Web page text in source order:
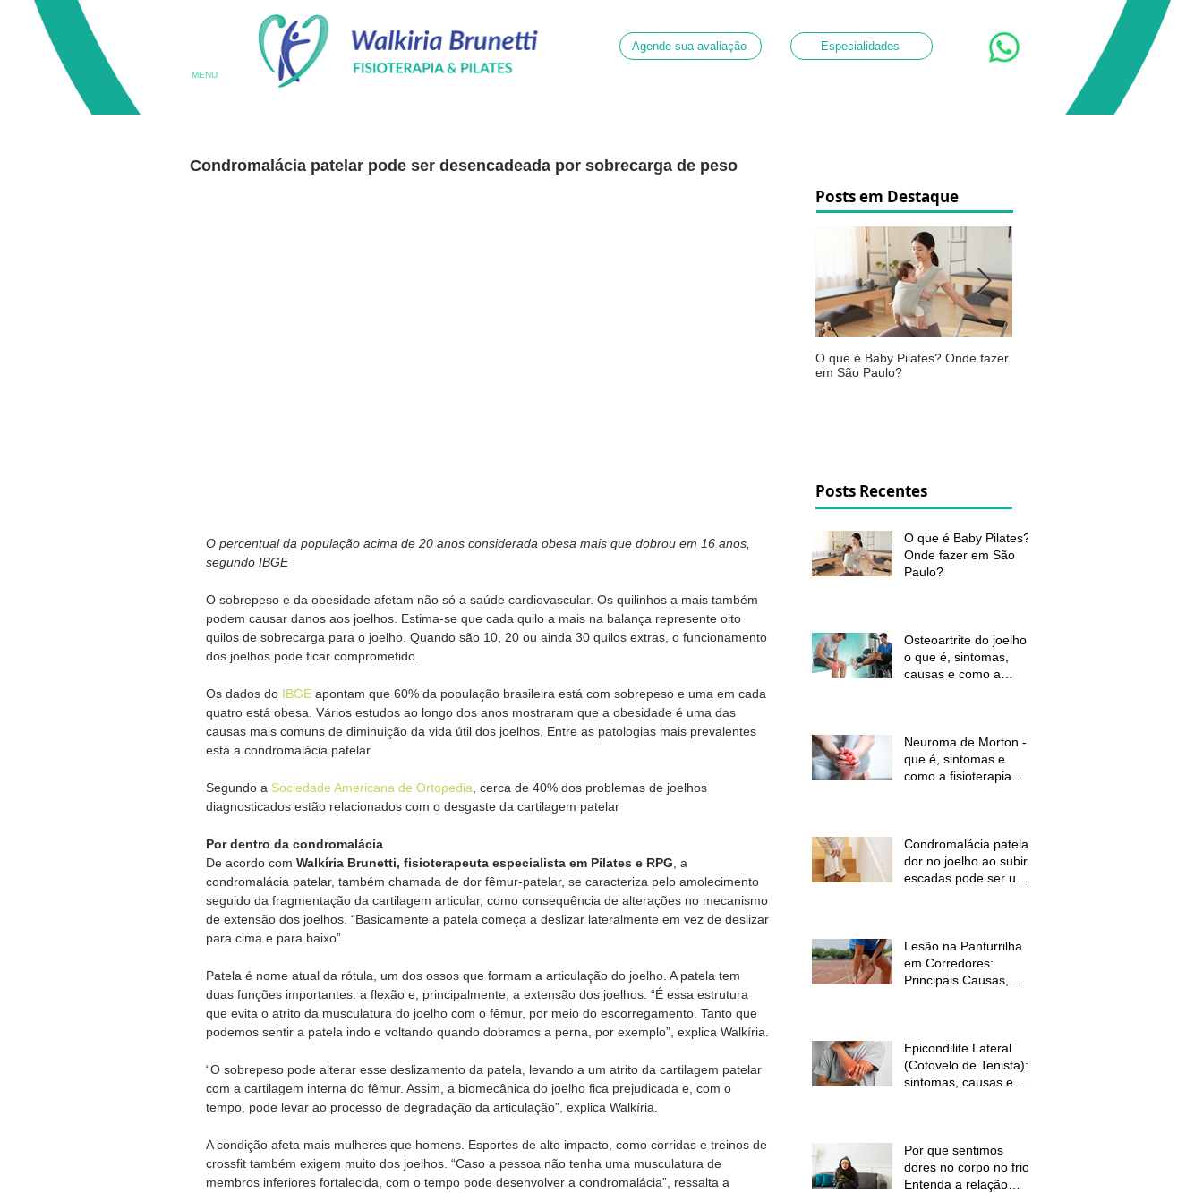
MENU
Agende sua avaliação Especialidades
Condromalácia patelar pode ser desencadeada por sobrecarga de peso
O percentual da população acima de 20 anos considerada obesa mais que dobrou em 16 anos,
segundo IBGE
O sobrepeso e da obesidade afetam não só a saúde cardiovascular. Os quilinhos a mais também
podem causar danos aos joelhos. Estima-se que cada quilo a mais na balança represente oito
quilos de sobrecarga para o joelho. Quando são 10, 20 ou ainda 30 quilos extras, o funcionamento
dos joelhos pode ficar comprometido.
Os dados do IBGE apontam que 60% da população brasileira está com sobrepeso e uma em cada
quatro está obesa. Vários estudos ao longo dos anos mostraram que a obesidade é uma das
causas mais comuns de diminuição da vida útil dos joelhos. Entre as patologias mais prevalentes
está a condromalácia patelar.
Segundo a Sociedade Americana de Ortopedia , cerca de 40% dos problemas de joelhos
diagnosticados estão relacionados com o desgaste da cartilagem patelar
Por dentro da condromalácia
De acordo com Walkíria Brunetti, fisioterapeuta especialista em Pilates e RPG , a
condromalácia patelar, também chamada de dor fêmur-patelar, se caracteriza pelo amolecimento
seguido da fragmentação da cartilagem articular, como consequência de alterações no mecanismo
de extensão dos joelhos. “Basicamente a patela começa a deslizar lateralmente em vez de deslizar
para cima e para baixo”.
Patela é nome atual da rótula, um dos ossos que formam a articulação do joelho. A patela tem
duas funções importantes: a flexão e, principalmente, a extensão dos joelhos. “É essa estrutura
que evita o atrito da musculatura do joelho com o fêmur, por meio do escorregamento. Tanto que
podemos sentir a patela indo e voltando quando dobramos a perna, por exemplo”, explica Walkíria.
“O sobrepeso pode alterar esse deslizamento da patela, levando a um atrito da cartilagem patelar
com a cartilagem interna do fêmur. Assim, a biomecânica do joelho fica prejudicada e, com o
tempo, pode levar ao processo de degradação da articulação”, explica Walkíria.
A condição afeta mais mulheres que homens. Esportes de alto impacto, como corridas e treinos de
crossfit também exigem muito dos joelhos. “Caso a pessoa não tenha uma musculatura de
membros inferiores fortalecida, com o tempo pode desenvolver a condromalácia”, ressalta a
Posts em Destaque
O que é Baby Pilates? Onde fazer
em São Paulo?
Posts Recentes
O que é Baby Pilates?
Onde fazer em São
Paulo?
Osteoartrite do joelho:
o que é, sintomas,
causas e como a
Neuroma de Morton - o
que é, sintomas e
como a fisioterapia
Condromalácia patelar:
dor no joelho ao subir
escadas pode ser um
Lesão na Panturrilha
em Corredores:
Principais Causas,
Epicondilite Lateral
(Cotovelo de Tenista):
sintomas, causas e
Por que sentimos
dores no corpo no frio?
Entenda a relação